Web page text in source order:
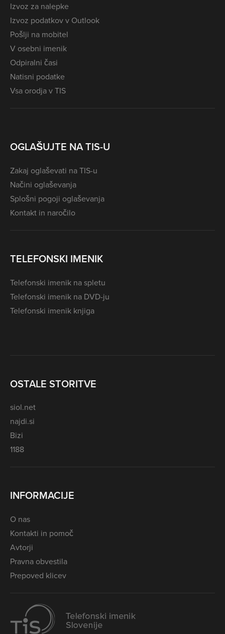
Izvoz za nalepke
Izvoz podatkov v Outlook
Pošlji na mobitel
V osebni imenik
Odpiralni časi
Natisni podatke
Vsa orodja v TIS
OGLAŠUJTE NA TIS-U
Zakaj oglaševati na TIS-u
Načini oglaševanja
Splošni pogoji oglaševanja
Kontakt in naročilo
TELEFONSKI IMENIK
Telefonski imenik na spletu
Telefonski imenik na DVD-ju
Telefonski imenik knjiga
OSTALE STORITVE
siol.net
najdi.si
Bizi
1188
INFORMACIJE
O nas
Kontakti in pomoč
Avtorji
Pravna obvestila
Prepoved klicev